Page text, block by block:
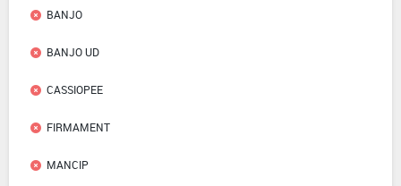
BANJO
BANJO UD
CASSIOPEE
FIRMAMENT
MANCIP